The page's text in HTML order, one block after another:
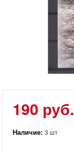
190 руб.
Наличие:3 шт